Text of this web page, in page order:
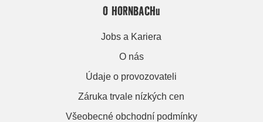
O HORNBACHu
Jobs a Kariera
O nás
Údaje o provozovateli
Záruka trvale nízkých cen
Všeobecné obchodní podmínky